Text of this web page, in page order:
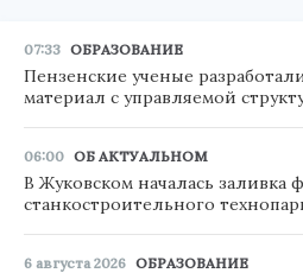
07:33 ОБРАЗОВАНИЕ
Пензенские ученые
материал с управляемой
06:00 ОБ АКТУАЛЬНОМ
В Жуковском началась заливка
станкостроительного
6 августа 2026 ОБРАЗОВАНИЕ